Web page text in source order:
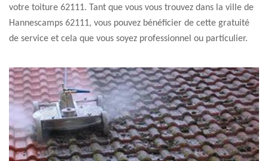
votre toiture 62111. Tant que vous vous trouvez dans la ville de
Hannescamps 62111, vous pouvez bénéficier de cette gratuité
de service et cela que vous soyez professionnel ou particulier.